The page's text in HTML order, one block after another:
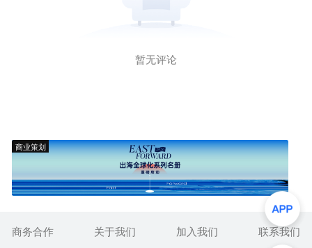
暂无评论
商业策划
商务合作 关于我们 加入我们 联系我们